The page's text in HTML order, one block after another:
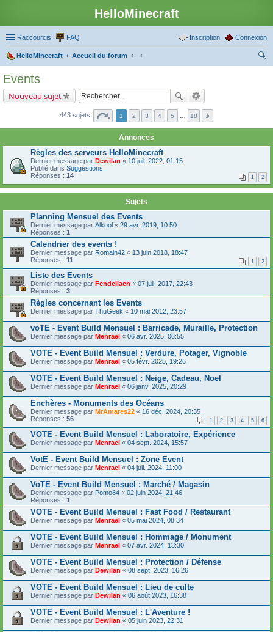
HelloMinecraft
Raccourcis FAQ Connexion
Inscription
HelloMinecraft
Accueil du forum
Events
Nouveau sujet
443 sujets 1 2 3 4 5 18
Annonces
Règles des serveurs HelloMinecraft
Dernier message par Dewilan « 10 juil. 2022, 01:15
Publié dans Suggestions
Réponses : 14 1 2
Sujets
Planning Mensuel des Events
Dernier message par Alkool « 29 avr. 2019, 10:50
Réponses : 1
Calendrier des events !
Dernier message par Romain42 « 13 juin 2018, 18:47
Réponses : 11 1 2
Liste des Events
Dernier message par Fendeliaen « 07 juil. 2017, 22:43
Réponses : 3
Règles concernant les Events
Dernier message par ThuGeek « 10 mai 2012, 23:57
voTE - Event Build Mensuel : Barricade, Muraille, Protection
Dernier message par Menrael « 06 avr. 2025, 06:55
VOTE - Event Build Mensuel : Verdure, Potager, Vignoble
Dernier message par Menrael « 05 févr. 2025, 19:26
VOTE - Event Build Mensuel : Neige, Cadeau, Noel
Dernier message par Menrael « 06 janv. 2025, 20:29
Enchères - Monuments des Océans
Dernier message par MrAmares22 « 16 déc. 2024, 20:35
Réponses : 56 1 2 3 4 5 6
VOTE - Event Build Mensuel : Laboratoire, Expérience
Dernier message par Menrael « 04 sept. 2024, 15:57
VotE - Event Build Mensuel : Zone Event
Dernier message par Menrael « 04 juil. 2024, 11:00
VoTE - Event Build Mensuel : Marché / Magasin
Dernier message par Pomo84 « 02 juin 2024, 21:46
Réponses : 1
VOTE - Event Build Mensuel : Fast Food / Restaurant
Dernier message par Menrael « 05 mai 2024, 08:34
VOTE - Event Build Mensuel : Hommage / Monument
Dernier message par Menrael « 07 avr. 2024, 13:30
VOTE - Event Build Mensuel : Protection / Défense
Dernier message par Dewilan « 08 sept. 2023, 16:26
VOTE - Event Build Mensuel : Lieu de culte
Dernier message par Dewilan « 06 août 2023, 16:38
VOTE - Event Build Mensuel : L'Aventure !
Dernier message par Dewilan « 05 juin 2023, 22:31